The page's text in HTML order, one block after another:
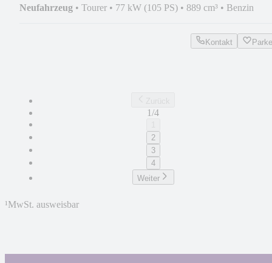
Neufahrzeug • Tourer • 77 kW (105 PS) • 889 cm³ • Benzin
Kontakt
1/4
2
3
4
Weiter
¹MwSt. ausweisbar